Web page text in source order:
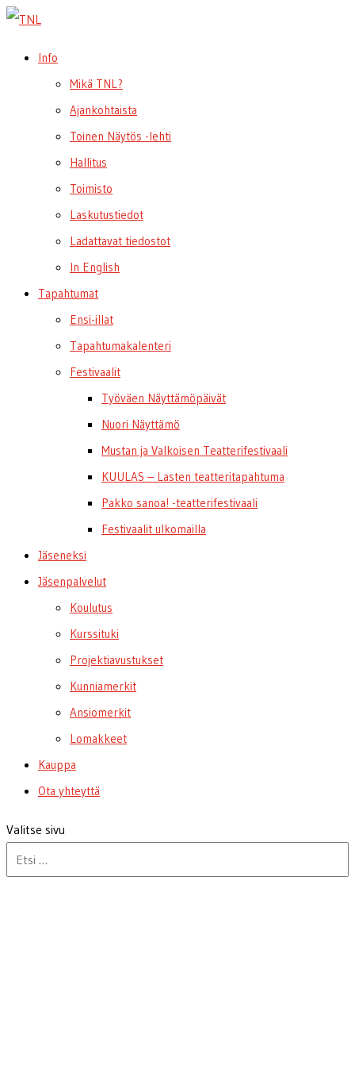
Info
Mikä TNL?
Ajankohtaista
Toinen Näytös -lehti
Hallitus
Toimisto
Laskutustiedot
Ladattavat tiedostot
In English
Tapahtumat
Ensi-illat
Tapahtumakalenteri
Festivaalit
Työväen Näyttämöpäivät
Nuori Näyttämö
Mustan ja Valkoisen Teatterifestivaali
KUULAS – Lasten teatteritapahtuma
Pakko sanoa! -teatterifestivaali
Festivaalit ulkomailla
Jäseneksi
Jäsenpalvelut
Koulutus
Kurssituki
Projektiavustukset
Kunniamerkit
Ansiomerkit
Lomakkeet
Kauppa
Ota yhteyttä
Valitse sivu